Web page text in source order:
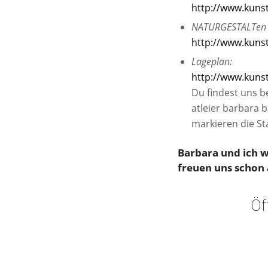
http://
http://
Lageplan:
http://
Du findest uns
atleier barbara
markieren die
Barbara und ich
freuen uns schon